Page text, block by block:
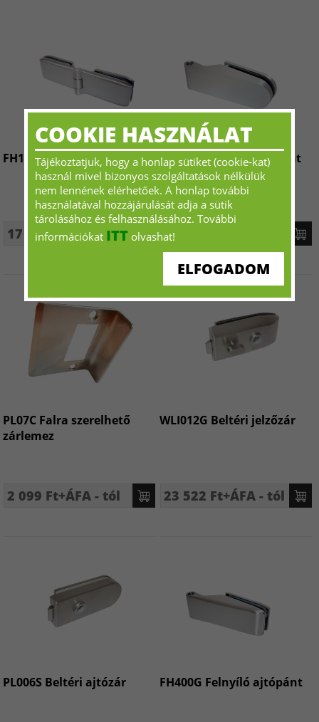
FH103G Felnyíló ajtópánt
17 200 Ft+ÁFA - tól
FH400C Felnyíló ajtópánt
8 710 Ft+ÁFA - tól
PL07C Falra szerelhető
zárlemez
2 099 Ft+ÁFA - tól
WLI012G Beltéri jelzőzár
23 522 Ft+ÁFA - tól
PL006S Beltéri ajtózár FH400G Felnyíló ajtópánt
COOKIE HASZNÁLAT
Tájékoztatjuk, hogy a honlap sütiket (cookie-kat)
használ mivel bizonyos szolgáltatások nélkülük
nem lennének elérhetőek. A honlap további
használatával hozzájárulását adja a sütik
tárolásához és felhasználásához. További
információkat ITT olvashat!
ELFOGADOM